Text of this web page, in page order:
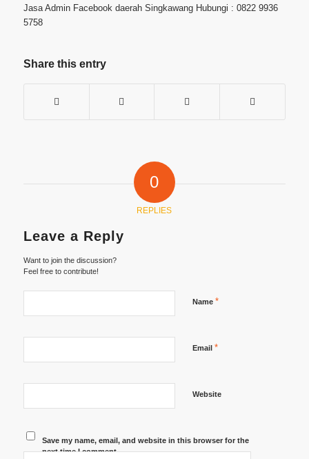
Jasa Admin Facebook daerah Singkawang Hubungi : 0822 9936
5758
Share this entry
0
REPLIES
Leave a Reply
Want to join the discussion?
Feel free to contribute!
Name *
Email *
Website
Save my name, email, and website in this browser for the
next time I comment.